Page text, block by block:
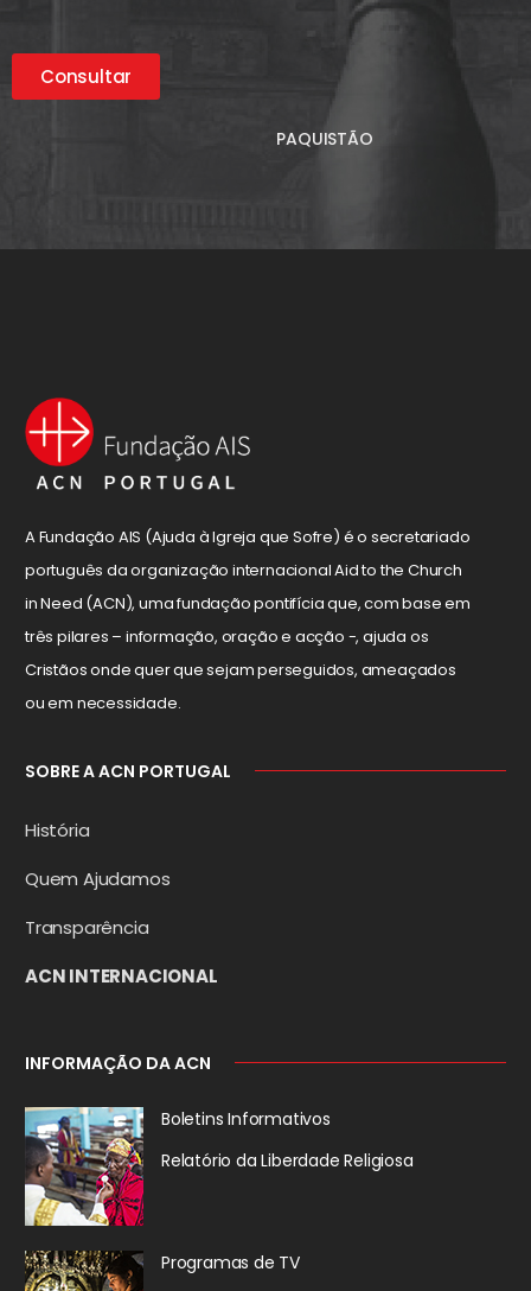
Consultar
PAQUISTÃO
A Fundação AIS (Ajuda à Igreja que Sofre) é o secretariado
português da organização internacional Aid to the Church
in Need (ACN), uma fundação pontifícia que, com base em
três pilares – informação, oração e acção -, ajuda os
Cristãos onde quer que sejam perseguidos, ameaçados
ou em necessidade.
SOBRE A ACN PORTUGAL
História
Quem Ajudamos
Transparência
ACN INTERNACIONAL
INFORMAÇÃO DA ACN
Boletins Informativos
Relatório da Liberdade Religiosa
Programas de TV